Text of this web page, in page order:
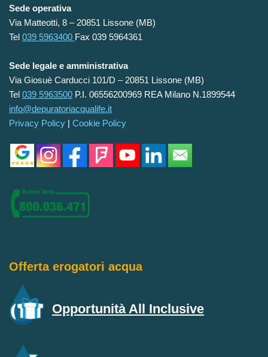
Sede operativa
Via Matteotti, 8 – 20851 Lissone (MB)
Tel 039 5963400 Fax 039 5964361
Sede legale e amministrativa
Via Giosuè Carducci 101/D – 20851 Lissone (MB)
Tel 039 5963500 P.I. 06556200969 REA Milano N.1899544
info@depuratoriacqualife.it
Privacy Policy | Cookie Policy
Offerta erogatori acqua
Opportunità All Inclusive